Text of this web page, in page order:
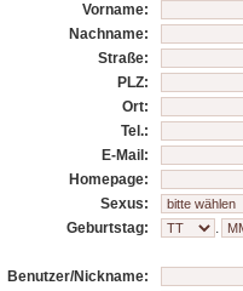
Vorname:
Nachname:
Straße:
PLZ:
Ort:
Tel.:
E-Mail:
Homepage:
Sexus:
Geburtstag:
.
Benutzer/Nickname: